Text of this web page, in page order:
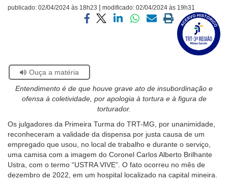
publicado: 02/04/2024 às 18h23 | modificado: 02/04/2024 às 19h31
Acervo
Histórico
Compartilhar
Imprimir
página
Se
estiver
usando
leitor
tela,
ignore
botão.
Ele
é
Ouça a matéria
Entendimento é de que houve grave ato de insubordinação e
ofensa à coletividade, por apologia à tortura e à figura de
torturador.
Os julgadores da Primeira Turma do TRT-MG, por unanimidade,
reconheceram a validade da dispensa por justa causa de um
empregado que usou, no local de trabalho e durante o serviço,
uma camisa com a imagem do Coronel Carlos Alberto Brilhante
Ustra, com o termo “USTRA VIVE”. O fato ocorreu no mês de
dezembro de 2022, em um hospital localizado na capital mineira.